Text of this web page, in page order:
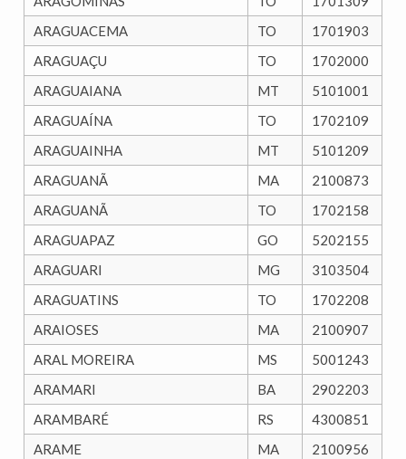
ARAGUACEMA
TO
1701903
ARAGUAÇU
TO
1702000
ARAGUAIANA
MT
5101001
ARAGUAÍNA
TO
1702109
ARAGUAINHA
MT
5101209
ARAGUANÃ
MA
2100873
ARAGUANÃ
TO
1702158
ARAGUAPAZ
GO
5202155
ARAGUARI
MG
3103504
ARAGUATINS
TO
1702208
ARAIOSES
MA
2100907
ARAL MOREIRA
MS
5001243
ARAMARI
BA
2902203
ARAMBARÉ
RS
4300851
ARAME
MA
2100956